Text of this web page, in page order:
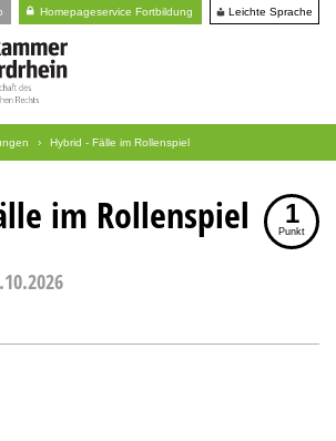
Homepageservice Fortbildung Leichte Sprache
Hybrid - Fälle im Rollenspiel
im Rollenspiel 1
Punkt